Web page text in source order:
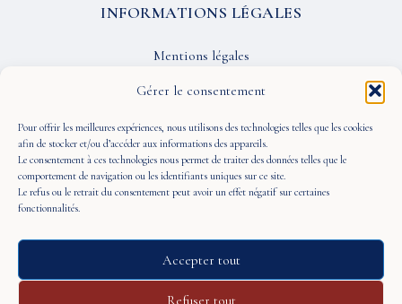
Gérer le consentement
Pour offrir les meilleures expériences, nous utilisons des technologies telles que les cookies
afin de stocker et/ou d’accéder aux informations des appareils.
Le consentement à ces technologies nous permet de traiter des données telles que le
comportement de navigation ou les identifiants uniques sur ce site.
Le refus ou le retrait du consentement peut avoir un effet négatif sur certaines
fonctionnalités.
Accepter tout
Refuser tout
INFORMATIONS LÉGALES
Mentions légales
Confidentialité
CGU
SUIVEZ-NOUS
© 2026 À Portée de Vue — Tous droits réservés